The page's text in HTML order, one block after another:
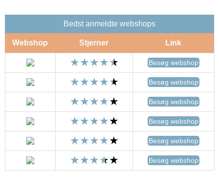
Bedst anmeldte webshops
Webshop Stjerner Link
Besøg webshop
Besøg webshop
Besøg webshop
Besøg webshop
Besøg webshop
Besøg webshop